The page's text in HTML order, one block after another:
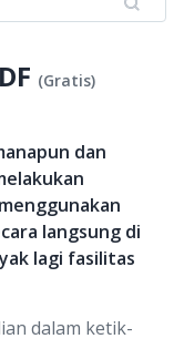
(Gratis)
dan
langsung di
lagi fasilitas
dalam ketik-